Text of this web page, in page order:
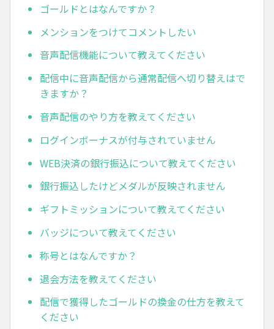
ゴールドとはなんですか？
メンションをつけてコメントしたい
音声配信機能について教えてください
配信中に音声配信から通常配信へ切り替えはで
きますか？
音声配信のやり方を教えてください
ログインボーナスが付与されていません
WEB決済の銀行振込について教えてください
銀行振込したけどメダルが反映されません
ギフトミッションについて教えてください
バッジについて教えてください
称号とはなんですか？
退会方法を教えてください
配信で獲得したゴールドの換金の仕方を教えて
ください